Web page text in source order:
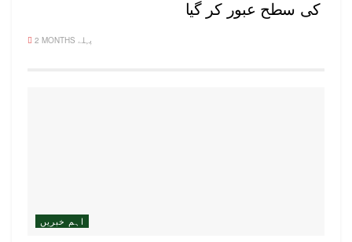
کی سطح عبور کر گیا
2 MONTHS پہلے
اہم خبریں